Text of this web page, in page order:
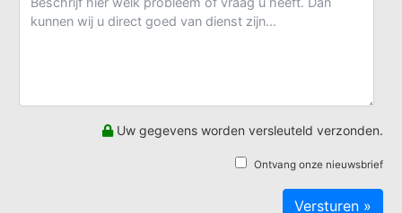
Uw gegevens worden versleuteld verzonden.
Ontvang onze nieuwsbrief